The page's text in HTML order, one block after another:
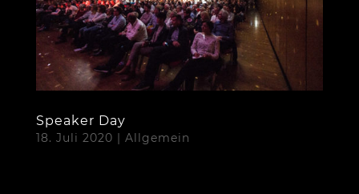
Speaker Day
18. Juli 2020 | Allgemein